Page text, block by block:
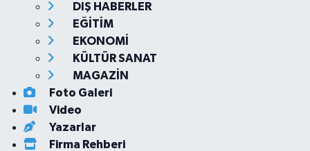
DIŞ HABERLER
EĞİTİM
EKONOMİ
KÜLTÜR SANAT
MAGAZİN
Foto Galeri
Video
Yazarlar
Firma Rehberi